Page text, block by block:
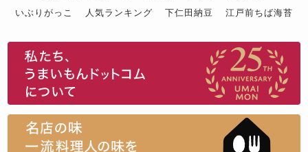
いぶりがっこ
人気ランキング 下仁田納豆
江戸前ちば海苔